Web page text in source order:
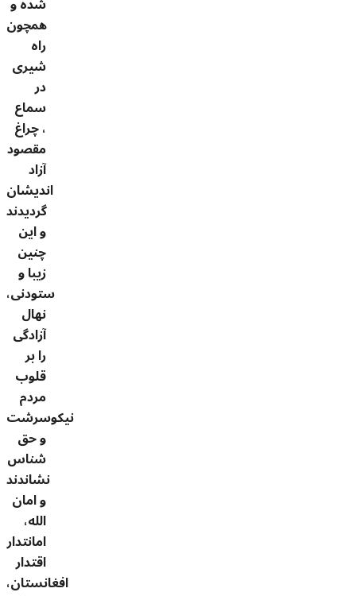
همچون
راه
شیری
در
سماع
، چراغ
مقصود
آزاد
اندیشان
گردیدند
و این
چنین
زیبا و
ستودنی،
نهال
آزادگی
را بر
قلوب
مردم
نیکوسرشت
و حق
شناس
نشاندند
و امان
الله،
امانتدار
اقتدار
افغانستان،